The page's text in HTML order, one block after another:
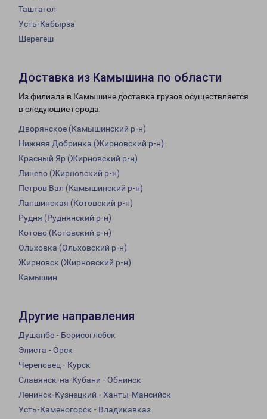
Таштагол
Усть-Кабырза
Шерегеш
Доставка из Камышина по области
Из филиала в Камышине доставка грузов осуществляется
в следующие города:
Дворянское (Камышинский р-н)
Нижняя Добринка (Жирновский р-н)
Красный Яр (Жирновский р-н)
Линево (Жирновский р-н)
Петров Вал (Камышинский р-н)
Лапшинская (Котовский р-н)
Рудня (Руднянский р-н)
Котово (Котовский р-н)
Ольховка (Ольховский р-н)
Жирновск (Жирновский р-н)
Камышин
Другие направления
Душанбе - Борисоглебск
Элиста - Орск
Череповец - Курск
Славянск-на-Кубани - Обнинск
Ленинск-Кузнецкий - Ханты-Мансийск
Усть-Каменогорск - Владикавказ